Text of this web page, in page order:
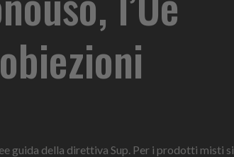
guida della direttiva Sup. Per i prodotti misti si